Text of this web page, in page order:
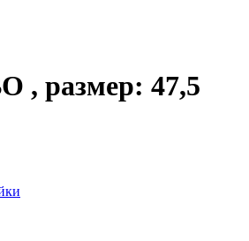
, размер: 47,5